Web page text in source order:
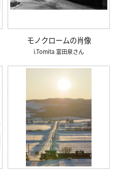
モノクロームの肖像
i.Tomita 富田泉